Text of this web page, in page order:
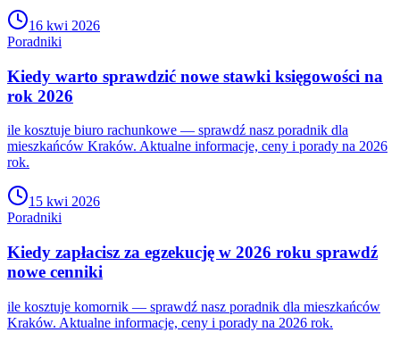
16 kwi 2026
Poradniki
Kiedy warto sprawdzić nowe stawki księgowości na
rok 2026
ile kosztuje biuro rachunkowe — sprawdź nasz poradnik dla
mieszkańców Kraków. Aktualne informacje, ceny i porady na 2026
rok.
15 kwi 2026
Poradniki
Kiedy zapłacisz za egzekucję w 2026 roku sprawdź
nowe cenniki
ile kosztuje komornik — sprawdź nasz poradnik dla mieszkańców
Kraków. Aktualne informacje, ceny i porady na 2026 rok.